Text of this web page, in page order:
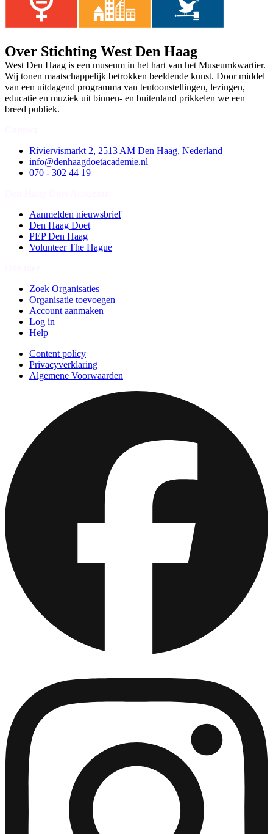
Over Stichting West Den Haag
West Den Haag is een museum in het hart van het Museumkwartier.
Wij tonen maatschappelijk betrokken beeldende kunst. Door middel
van een uitdagend programma van tentoonstellingen, lezingen,
educatie en muziek uit binnen- en buitenland prikkelen we een
breed publiek.
Riviervismarkt 2, 2513 AM Den Haag, Nederland
info@denhaagdoetacademie.nl
070 - 302 44 19
Aanmelden nieuwsbrief
Den Haag Doet
PEP Den Haag
Volunteer The Hague
Zoek Organisaties
Organisatie toevoegen
Account aanmaken
Log in
Help
Content policy
Privacyverklaring
Algemene Voorwaarden